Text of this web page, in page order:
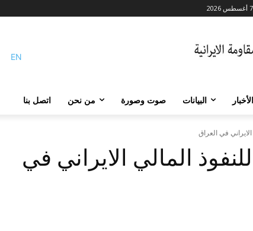
EN
الأخبار البيانات صوت وصورة من نحن اتصل بنا
في العراق
المالي الايراني في